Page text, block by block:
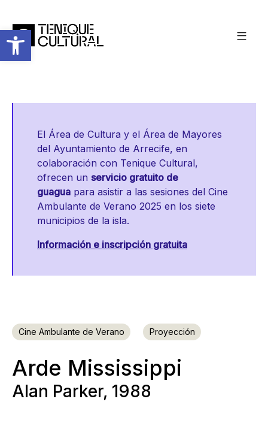
Abrir barra de herramientas
El Área de Cultura y el Área de Mayores
del Ayuntamiento de Arrecife, en
colaboración con Tenique Cultural,
ofrecen un servicio gratuito de
guagua para asistir a las sesiones del Cine
Ambulante de Verano 2025 en los siete
municipios de la isla.
Información e inscripción gratuita
Cine Ambulante de Verano Proyección
Arde Mississippi
Alan Parker, 1988